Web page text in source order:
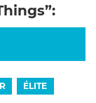
ÉLITE